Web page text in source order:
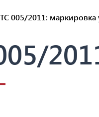
005/2011: маркировка